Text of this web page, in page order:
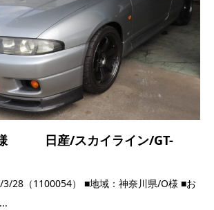
日産/スカイライン/GT-
28（1100054） ■地域：神奈川県/O様 ■お